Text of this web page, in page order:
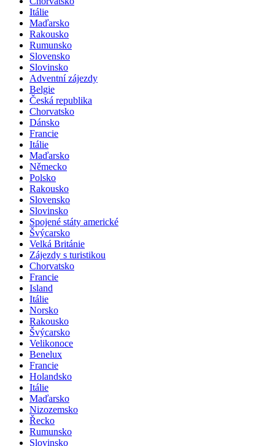
Itálie
Maďarsko
Rakousko
Rumunsko
Slovensko
Slovinsko
Adventní zájezdy
Belgie
Česká republika
Chorvatsko
Dánsko
Francie
Itálie
Maďarsko
Německo
Polsko
Rakousko
Slovensko
Slovinsko
Spojené státy americké
Švýcarsko
Velká Británie
Zájezdy s turistikou
Chorvatsko
Francie
Island
Itálie
Norsko
Rakousko
Švýcarsko
Velikonoce
Benelux
Francie
Holandsko
Itálie
Maďarsko
Nizozemsko
Řecko
Rumunsko
Slovinsko